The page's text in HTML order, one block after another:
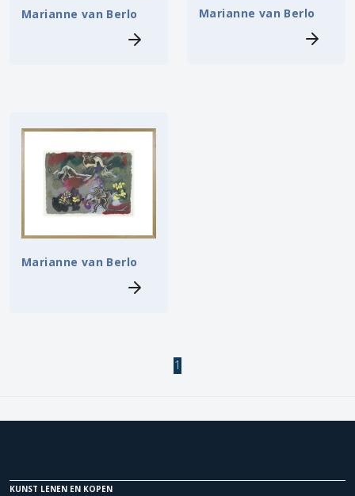
Marianne van Berlo Marianne van Berlo
Marianne van Berlo
1
KUNST LENEN EN KOPEN